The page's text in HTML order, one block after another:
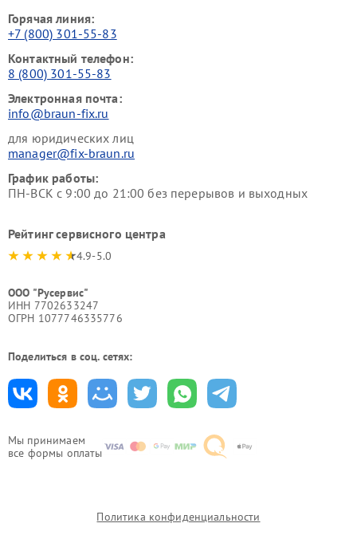
Мы принимаем
все формы оплаты
Горячая линия:
+7 (800) 301-55-83
Контактный телефон:
8 (800) 301-55-83
Электронная почта:
info@braun-fix.ru
для юридических лиц
manager@fix-braun.ru
График работы:
ПН-ВСК с 9:00 до 21:00 без перерывов и выходных
Рейтинг сервисного центра
4.9-5.0
ООО "Русервис"
ИНН 7702633247
ОГРН 1077746335776
Поделиться в соц. сетях:
Политика конфиденциальности